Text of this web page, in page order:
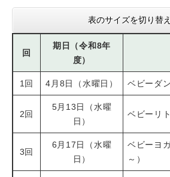
表のサイズを切り替
回
期日（令和8年
度）
1回 4月8日（水曜日） ベビーダ
2回
5月13日（水曜
日）
ベビーリ
3回
6月17日（水曜
日）
ベビーヨ
～）